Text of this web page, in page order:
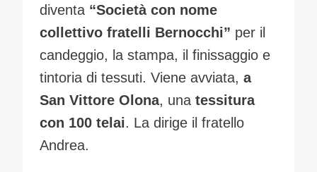
diventa “Società con nome
collettivo fratelli Bernocchi” per il
candeggio, la stampa, il finissaggio e
tintoria di tessuti. Viene avviata, a
San Vittore Olona, una tessitura
con 100 telai. La dirige il fratello
Andrea.